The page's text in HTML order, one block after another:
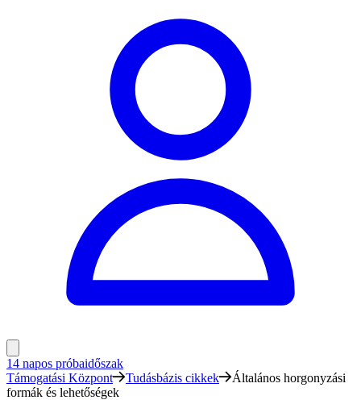
14 napos próbaidőszak
Támogatási Központ
Tudásbázis cikkek
Általános horgonyzási
formák és lehetőségek